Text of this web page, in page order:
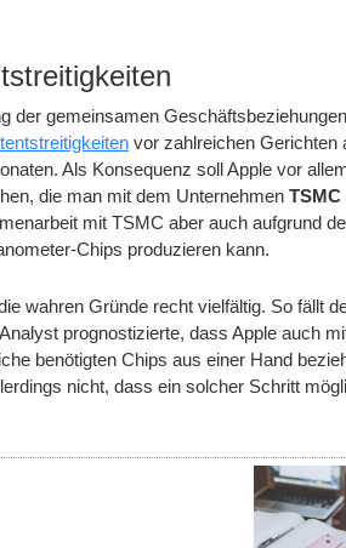
der gemeinsamen
vor zahlreichen Gerichten
Als Konsequenz soll Apple vor
die man mit dem Unternehmen TSMC
mit TSMC aber auch aufgrund
Chips produzieren kann.
wahren Gründe recht vielfältig. So fällt
prognostizierte, dass Apple auch
benötigten Chips aus einer Hand
nicht, dass ein solcher Schritt